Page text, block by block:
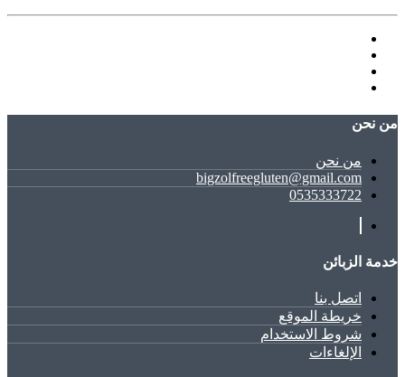
ﻣﻦ ﻧﺤﻦ
ﻣﻦ ﻧﺤﻦ
bigzolfreegluten@gmail.com
0535333722
خدمة الزبائن
اتصل بنا
خريطة الموقع
شروط الاستخدام
الإلغاءات